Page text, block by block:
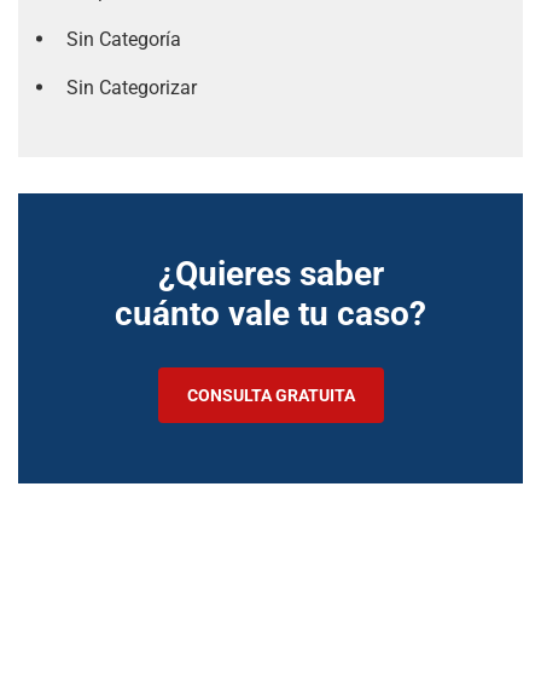
Sin Categoría
Sin Categorizar
¿Quieres saber
cuánto vale tu caso?
CONSULTA GRATUITA